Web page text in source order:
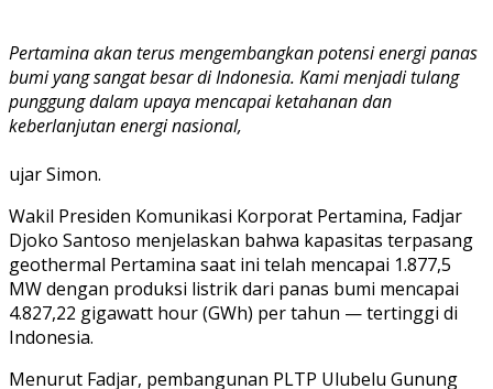
Pertamina akan terus mengembangkan potensi energi panas
bumi yang sangat besar di Indonesia. Kami menjadi tulang
punggung dalam upaya mencapai ketahanan dan
keberlanjutan energi nasional,
ujar Simon.
Wakil Presiden Komunikasi Korporat Pertamina, Fadjar
Djoko Santoso menjelaskan bahwa kapasitas terpasang
geothermal Pertamina saat ini telah mencapai 1.877,5
MW dengan produksi listrik dari panas bumi mencapai
4.827,22 gigawatt hour (GWh) per tahun — tertinggi di
Indonesia.
Menurut Fadjar, pembangunan PLTP Ulubelu Gunung